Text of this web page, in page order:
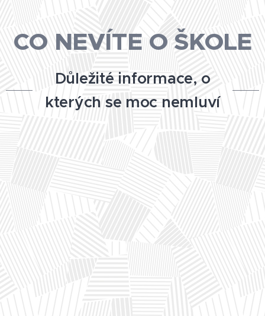
CO NEVÍTE O ŠKOLE
Důležité informace, o
kterých se moc nemluví